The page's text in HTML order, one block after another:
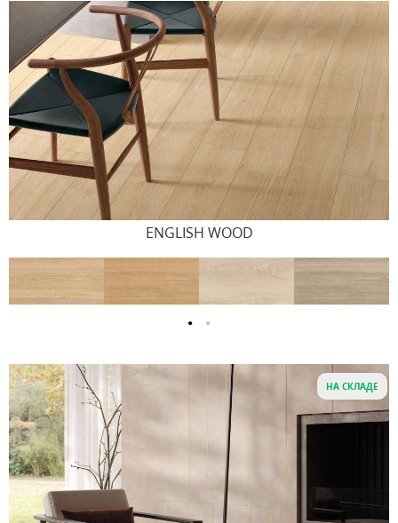
ENGLISH WOOD
НА СКЛАДЕ